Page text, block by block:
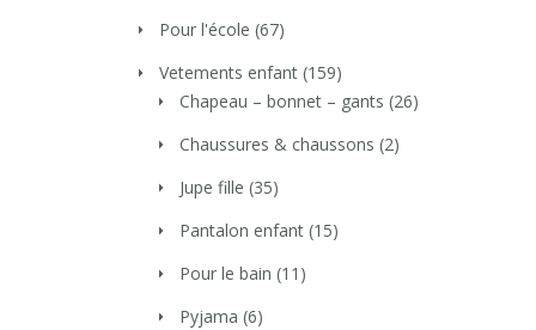
Pour l'école (67)
Vetements enfant (159)
Chapeau – bonnet – gants (26)
Chaussures & chaussons (2)
Jupe fille (35)
Pantalon enfant (15)
Pour le bain (11)
Pyjama (6)